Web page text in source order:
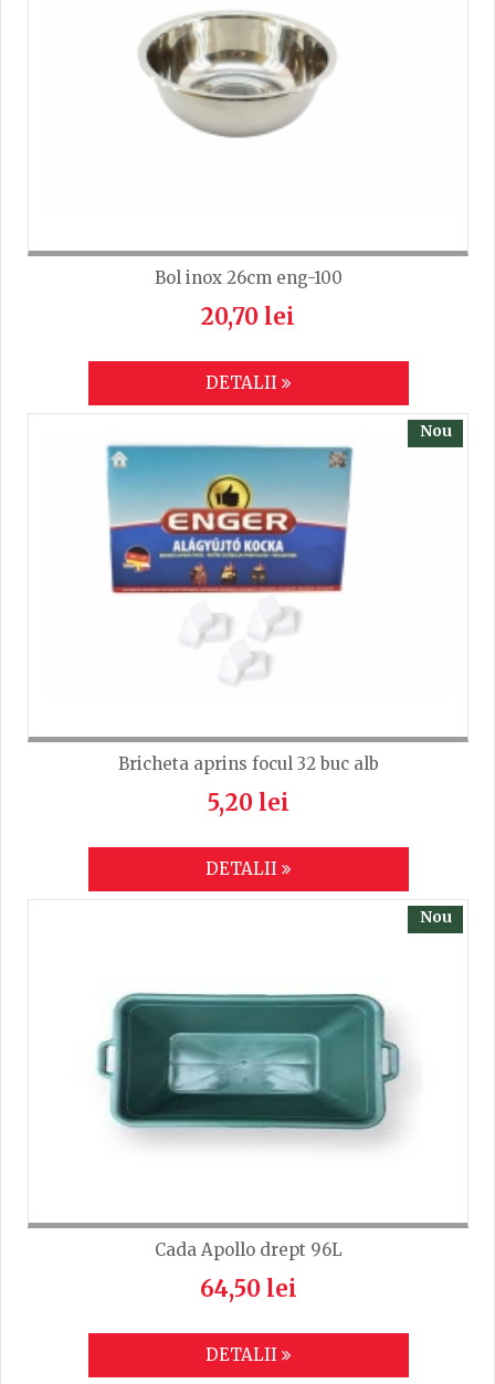
Bol inox 26cm eng-100
20,70 lei
DETALII
Nou
Bricheta aprins focul 32 buc alb
5,20 lei
DETALII
Nou
Cada Apollo drept 96L
64,50 lei
DETALII